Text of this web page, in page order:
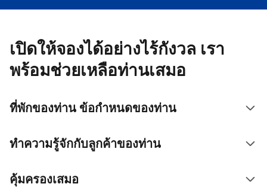
เปิดให้จองได้อย่างไร้กังวล เรา
พร้อมช่วยเหลือท่านเสมอ
ที่พักของท่าน ข้อกำหนดของท่าน
ทำความรู้จักกับลูกค้าของท่าน
คุ้มครองเสมอ